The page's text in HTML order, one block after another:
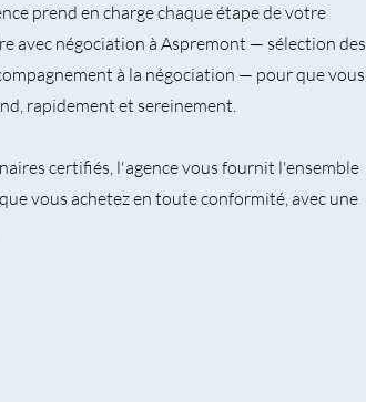
prend en charge chaque étape de votre
avec négociation à Aspremont — sélection des
à la négociation — pour que vous
rapidement et sereinement.
certifiés, l'agence vous fournit l'ensemble
vous achetez en toute conformité, avec une